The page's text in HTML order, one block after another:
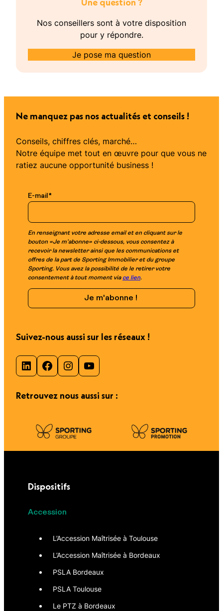
Nos conseillers sont à votre disposition
pour y répondre.
Je pose ma question
Ne manquez pas nos actualités et conseils !
Conseils, chiffres clés, marché…
Notre équipe met tout en œuvre pour que vous ne
ratiez aucune opportunité business !
E-mail*
En renseignant votre adresse email et en cliquant sur le
bouton «Je m’abonne» ci-dessous, vous consentez à
recevoir la newsletter ainsi que les communications et
offres de la part de Sporting Immobilier et du groupe
Sporting. Vous avez la possibilité de le retirer votre
consentement à tout moment via ce lien.
Suivez-nous aussi sur les réseaux !
LinkedIn Facebook Instagram YouTube
Retrouvez nous aussi sur :
Dispositifs
Accession
L’Accession Maîtrisée à Toulouse
L’Accession Maîtrisée à Bordeaux
PSLA Bordeaux
PSLA Toulouse
Le PTZ à Bordeaux